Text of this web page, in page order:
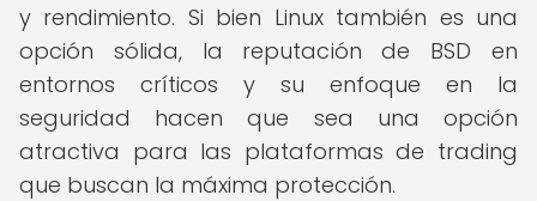
y rendimiento. Si bien Linux también es una
opción sólida, la reputación de BSD en
entornos críticos y su enfoque en la
seguridad hacen que sea una opción
atractiva para las plataformas de trading
que buscan la máxima protección.